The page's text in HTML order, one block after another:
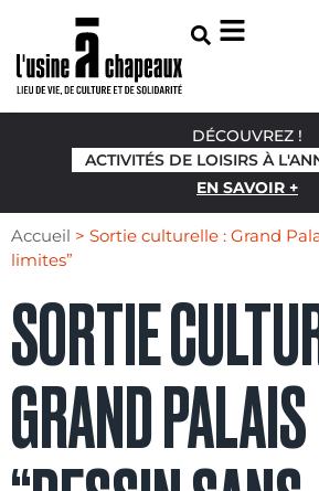
DÉCOUVREZ !
ACTIVITÉS DE LOISIRS À
EN SAVOIR +
Accueil > Sortie culturelle : Grand
limites”
SORTIE
GRAND PALAIS